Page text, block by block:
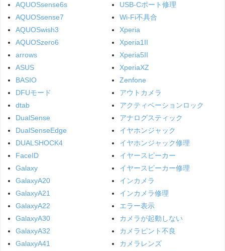
AQUOSsense6s
AQUOSsense7
AQUOSwish3
AQUOSzero6
arrows
ASUS
BASIO
DFUモード
dtab
DualSense
DualSenseEdge
DUALSHOCK4
FaceID
Galaxy
GalaxyA20
GalaxyA21
GalaxyA22
GalaxyA30
GalaxyA32
GalaxyA41
USB-Cポート修理
Wi-Fi不具合
Xperia
Xperia1II
Xperia5II
XperiaXZ
Zenfone
アウトカメラ
アクティベーションロック
アナログスティック
イヤホンジャック
イヤホンジャック修理
イヤースピーカー
イヤースピーカー修理
インカメラ
インカメラ修理
エラー表示
カメラが起動しない
カメラピント不良
カメラレンズ